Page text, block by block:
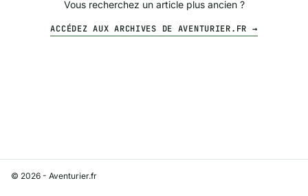
Vous recherchez un article plus ancien ?
ACCÉDEZ AUX ARCHIVES DE AVENTURIER.FR →
© 2026 - Aventurier.fr